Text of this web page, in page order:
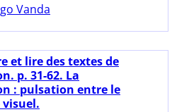
Vanda
et lire des textes de
p. 31-62. La
: pulsation entre le